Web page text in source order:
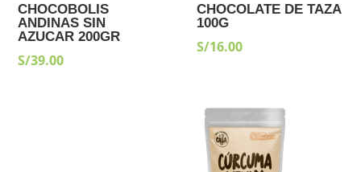
CHOCOBOLIS
ANDINAS SIN
AZUCAR 200GR
S/39.00
CHOCOLATE DE TAZA
100G
S/16.00